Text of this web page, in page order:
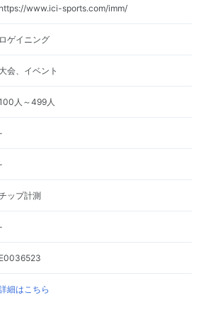
https://www.ici-sports.com/imm/
ロゲイニング
大会、イベント
人～499人
-
-
ップ計測
-
E0036523
細はこちら